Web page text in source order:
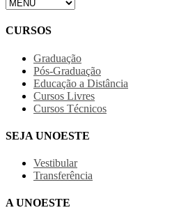
CURSOS
Graduação
Pós-Graduação
Educação a Distância
Cursos Livres
Cursos Técnicos
SEJA UNOESTE
Vestibular
Transferência
A UNOESTE